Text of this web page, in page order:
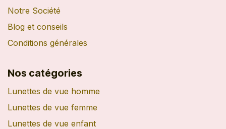
Notre Société
Blog et conseils
Conditions générales
Nos catégories
Lunettes de vue homme
Lunettes de vue femme
Lunettes de vue enfant